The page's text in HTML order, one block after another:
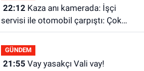
22:12Kaza anı kamerada: İşçi
servisi ile otomobil çarpıştı: Çok
sayıda yaralı var
GÜNDEM
21:55 Vay yasakçı Vali vay!